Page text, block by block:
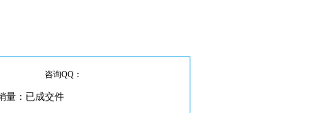
咨询QQ：
量：已成交件